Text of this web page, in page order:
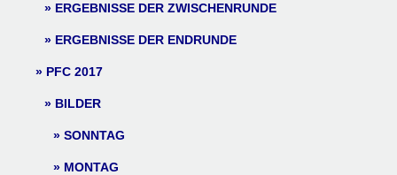
ERGEBNISSE DER ZWISCHENRUNDE
ERGEBNISSE DER ENDRUNDE
PFC 2017
BILDER
SONNTAG
MONTAG